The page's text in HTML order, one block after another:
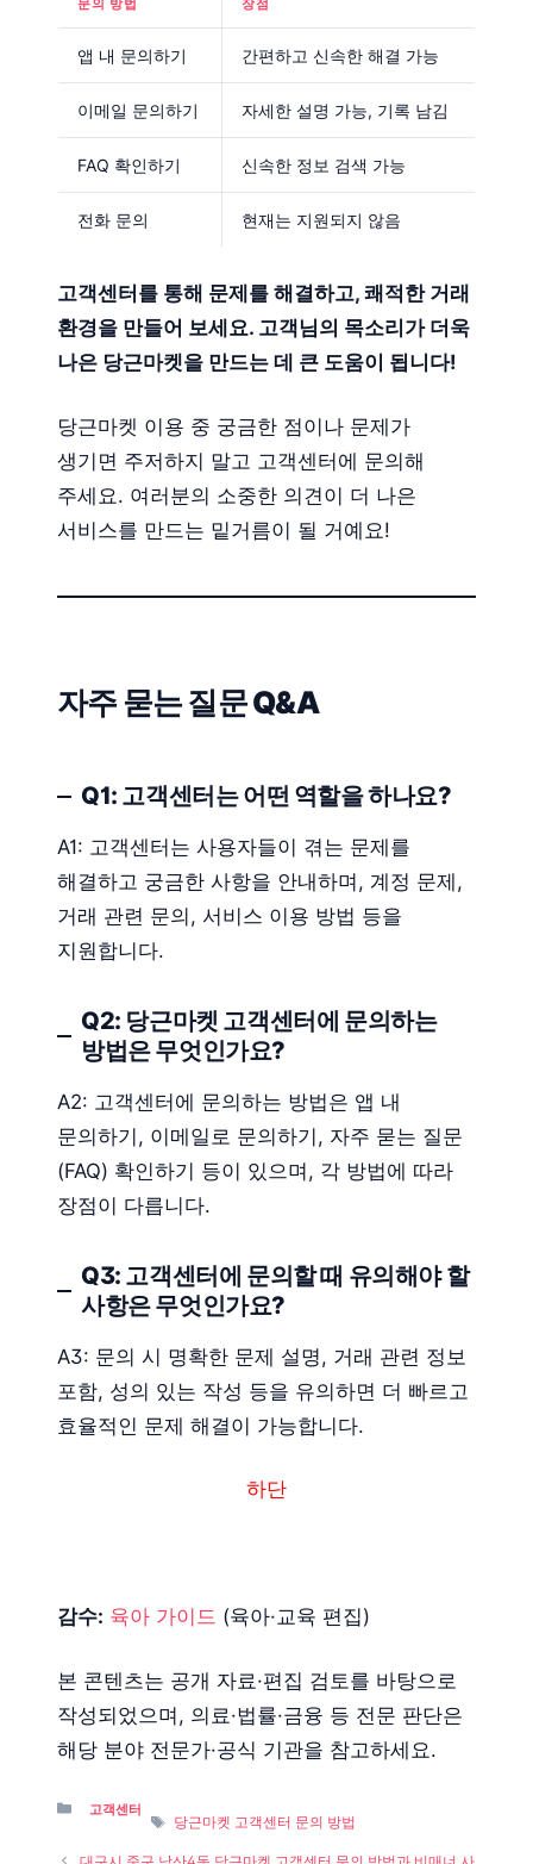
문의 방법 장점
앱 내 문의하기 간편하고 신속한 해결 가능
이메일 문의하기 자세한 설명 가능, 기록 남김
FAQ 확인하기 신속한 정보 검색 가능
전화 문의 현재는 지원되지 않음
고객센터를 통해 문제를 해결하고, 쾌적한 거래
환경을 만들어 보세요. 고객님의 목소리가 더욱
나은 당근마켓을 만드는 데 큰 도움이 됩니다!
당근마켓 이용 중 궁금한 점이나 문제가
생기면 주저하지 말고 고객센터에 문의해
주세요. 여러분의 소중한 의견이 더 나은
서비스를 만드는 밑거름이 될 거예요!
자주 묻는 질문 Q&A
Q1: 고객센터는 어떤 역할을 하나요?
A1: 고객센터는 사용자들이 겪는 문제를
해결하고 궁금한 사항을 안내하며, 계정 문제,
거래 관련 문의, 서비스 이용 방법 등을
지원합니다.
Q2: 당근마켓 고객센터에 문의하는
방법은 무엇인가요?
A2: 고객센터에 문의하는 방법은 앱 내
문의하기, 이메일로 문의하기, 자주 묻는 질문
(FAQ) 확인하기 등이 있으며, 각 방법에 따라
장점이 다릅니다.
Q3: 고객센터에 문의할 때 유의해야 할
사항은 무엇인가요?
A3: 문의 시 명확한 문제 설명, 거래 관련 정보
포함, 성의 있는 작성 등을 유의하면 더 빠르고
효율적인 문제 해결이 가능합니다.
하단
감수: 육아 가이드 (육아·교육 편집)
본 콘텐츠는 공개 자료·편집 검토를 바탕으로
작성되었으며, 의료·법률·금융 등 전문 판단은
해당 분야 전문가·공식 기관을 참고하세요.
Categories
고객센터
Tags
당근마켓 고객센터 문의 방법